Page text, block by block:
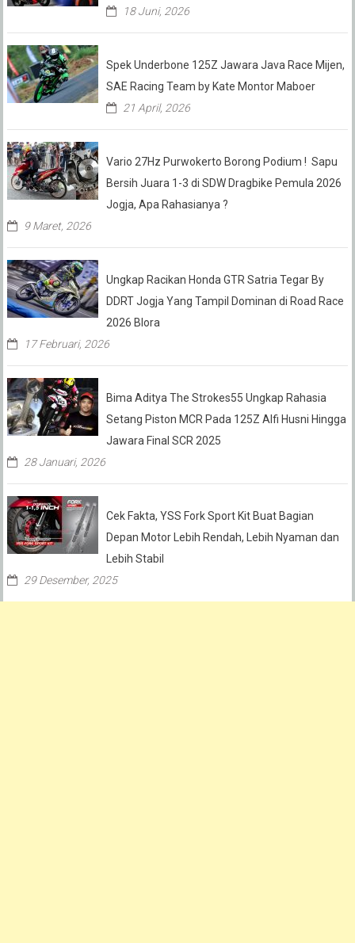
18 Juni, 2026
Spek Underbone 125Z Jawara Java Race Mijen,
SAE Racing Team by Kate Montor Maboer
21 April, 2026
Vario 27Hz Purwokerto Borong Podium ! Sapu
Bersih Juara 1-3 di SDW Dragbike Pemula 2026
Jogja, Apa Rahasianya ?
9 Maret, 2026
Ungkap Racikan Honda GTR Satria Tegar By
DDRT Jogja Yang Tampil Dominan di Road Race
2026 Blora
17 Februari, 2026
Bima Aditya The Strokes55 Ungkap Rahasia
Setang Piston MCR Pada 125Z Alfi Husni Hingga
Jawara Final SCR 2025
28 Januari, 2026
Cek Fakta, YSS Fork Sport Kit Buat Bagian
Depan Motor Lebih Rendah, Lebih Nyaman dan
Lebih Stabil
29 Desember, 2025